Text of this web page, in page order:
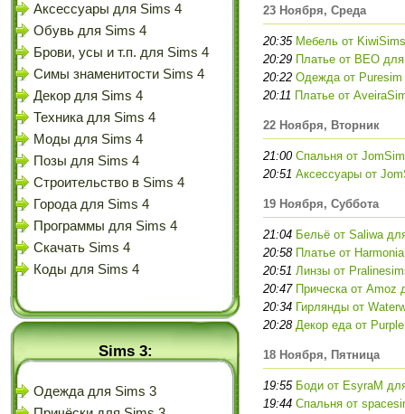
Аксессуары для Sims 4
Обувь для Sims 4
Брови, усы и т.п. для Sims 4
Симы знаменитости Sims 4
Декор для Sims 4
Техника для Sims 4
Моды для Sims 4
Позы для Sims 4
Строительство в Sims 4
Города для Sims 4
Программы для Sims 4
Скачать Sims 4
Коды для Sims 4
Sims 3:
Одежда для Sims 3
23 Ноября, Среда
20:35 Мебель от
20:29 Платье от BEO
20:22 Одежда от
20:11 Платье от
22 Ноября, Вторник
21:00 Спальня от
20:51 Аксессуары от
19 Ноября, Суббота
21:04 Бельё от Saliwa
20:58 Платье от
20:51 Линзы от
20:47 Прическа от Amoz
20:34 Гирлянды от
20:28 Декор еда от
18 Ноября, Пятница
19:55 Боди от EsyraM
19:44 Спальня от